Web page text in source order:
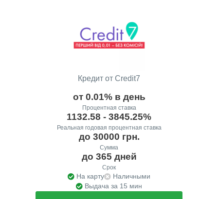
Кредит от Credit7
от 0.01% в день
Процентная ставка
1132.58 - 3845.25%
Реальная годовая процентная ставка
до 30000 грн.
Сумма
до 365 дней
Срок
На карту
Наличными
Выдача за 15 мин